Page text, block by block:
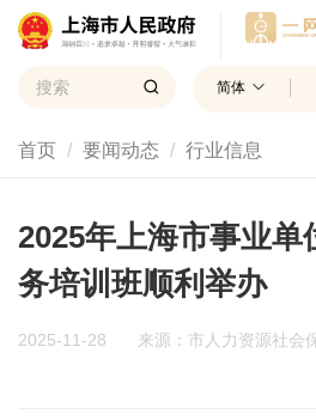
简体
首页 要闻动态 行业信息
2025年上海市事业单
务培训班顺利举办
2025-11-28 来源：市人力资源社会